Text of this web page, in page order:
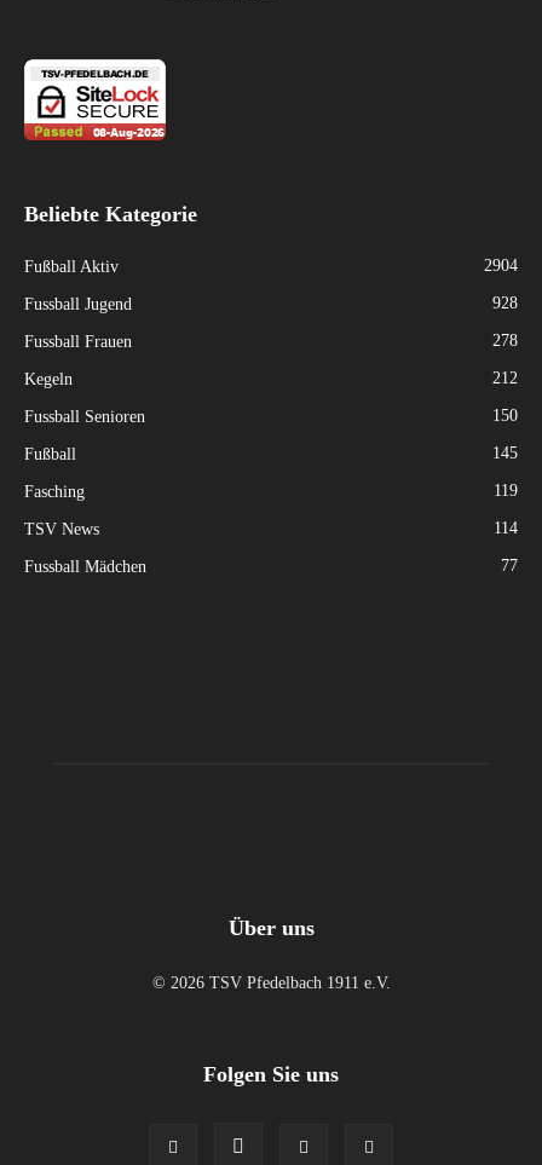
Beliebte Kategorie
Fußball Aktiv 2904
Fussball Jugend 928
Fussball Frauen 278
Kegeln 212
Fussball Senioren 150
Fußball 145
Fasching 119
TSV News 114
Fussball Mädchen 77
Über uns
© 2026 TSV Pfedelbach 1911 e.V.
Folgen Sie uns